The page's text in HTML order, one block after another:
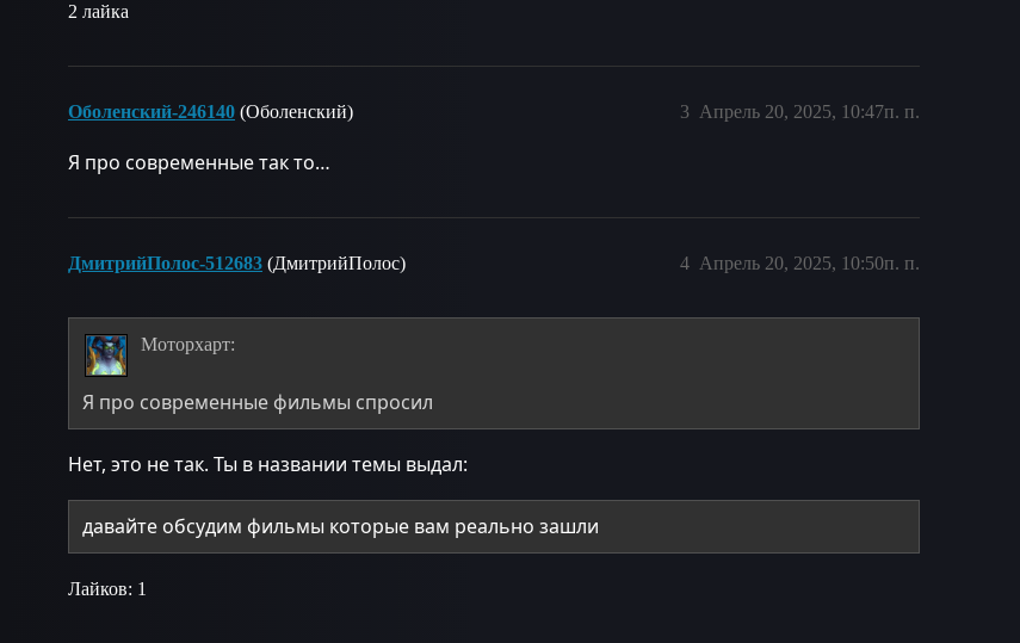
2 лайка
Оболенский-246140 (Оболенский) Апрель 20, 2025, 10:47п. п.
3
Я про современные так то…
ДмитрийПолос-512683 (ДмитрийПолос) Апрель 20, 2025, 10:50п. п.
4
Моторхарт:
Я про современные фильмы спросил
Нет, это не так. Ты в названии темы выдал:
давайте обсудим фильмы которые вам реально зашли
Лайков: 1